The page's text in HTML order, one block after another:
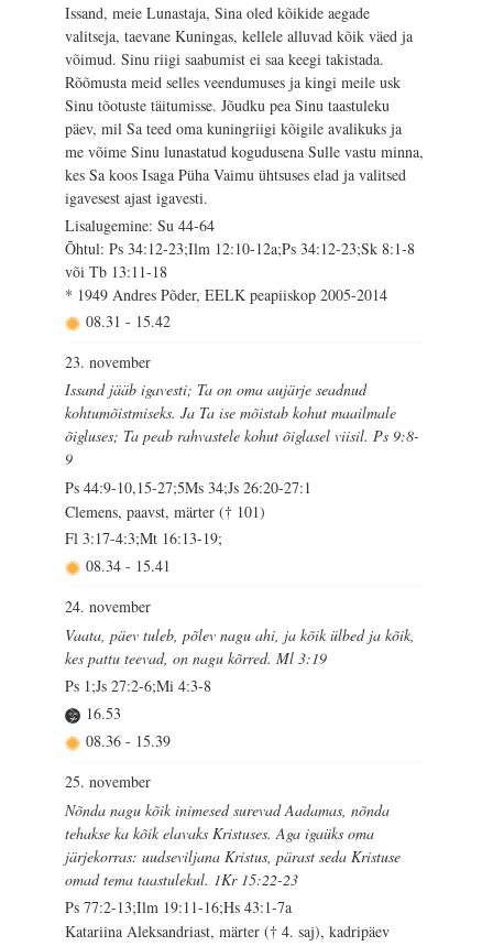
Issand, meie Lunastaja, Sina oled kõikide aegade
valitseja, taevane Kuningas, kellele alluvad kõik väed ja
võimud. Sinu riigi saabumist ei saa keegi takistada.
Rõõmusta meid selles veendumuses ja kingi meile usk
Sinu tõotuste täitumisse. Jõudku pea Sinu taastuleku
päev, mil Sa teed oma kuningriigi kõigile avalikuks ja
me võime Sinu lunastatud kogudusena Sulle vastu minna,
kes Sa koos Isaga Püha Vaimu ühtsuses elad ja valitsed
igavesest ajast igavesti.
Lisalugemine: Su 44-64
Õhtul: Ps 34:12-23;Ilm 12:10-12a;Ps 34:12-23;Sk 8:1-8
või Tb 13:11-18
* 1949 Andres Põder, EELK peapiiskop 2005-2014
08.31 - 15.42
23. november
Issand jääb igavesti; Ta on oma aujärje seadnud
kohtumõistmiseks. Ja Ta ise mõistab kohut maailmale
õigluses; Ta peab rahvastele kohut õiglasel viisil. Ps 9:8-
9
Ps 44:9-10,15-27;5Ms 34;Js 26:20-27:1
Clemens, paavst, märter († 101)
Fl 3:17-4:3;Mt 16:13-19;
08.34 - 15.41
24. november
Vaata, päev tuleb, põlev nagu ahi, ja kõik ülbed ja kõik,
kes pattu teevad, on nagu kõrred. Ml 3:19
Ps 1;Js 27:2-6;Mi 4:3-8
16.53
08.36 - 15.39
25. november
Nõnda nagu kõik inimesed surevad Aadamas, nõnda
tehakse ka kõik elavaks Kristuses. Aga igaüks oma
järjekorras: uudseviljana Kristus, pärast seda Kristuse
omad tema taastulekul. 1Kr 15:22-23
Ps 77:2-13;Ilm 19:11-16;Hs 43:1-7a
Katariina Aleksandriast, märter († 4. saj), kadripäev